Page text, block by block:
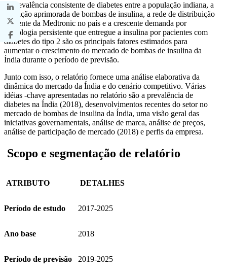
A prevalência consistente de diabetes entre a população indiana, a
captação aprimorada de bombas de insulina, a rede de distribuição
eficiente da Medtronic no país e a crescente demanda por
tecnologia persistente que entregue a insulina por pacientes com
diabetes do tipo 2 são os principais fatores estimados para
aumentar o crescimento do mercado de bombas de insulina da
Índia durante o período de previsão.
Junto com isso, o relatório fornece uma análise elaborativa da
dinâmica do mercado da Índia e do cenário competitivo. Várias
idéias -chave apresentadas no relatório são a prevalência de
diabetes na Índia (2018), desenvolvimentos recentes do setor no
mercado de bombas de insulina da Índia, uma visão geral das
iniciativas governamentais, análise de marca, análise de preços,
análise de participação de mercado (2018) e perfis da empresa.
Scopo e segmentação de relatório
ATRIBUTO DETALHES
Período de estudo 2017-2025
Ano base 2018
Período de previsão 2019-2025